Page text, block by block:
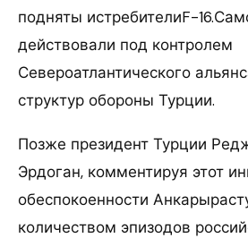
подняты истребителиF-
действовали под контролем
Североатлантического
структур обороны Турции.
Позже президент Турции
Эрдоган, комментируя этот
обеспокоенности
количеством эпизодов